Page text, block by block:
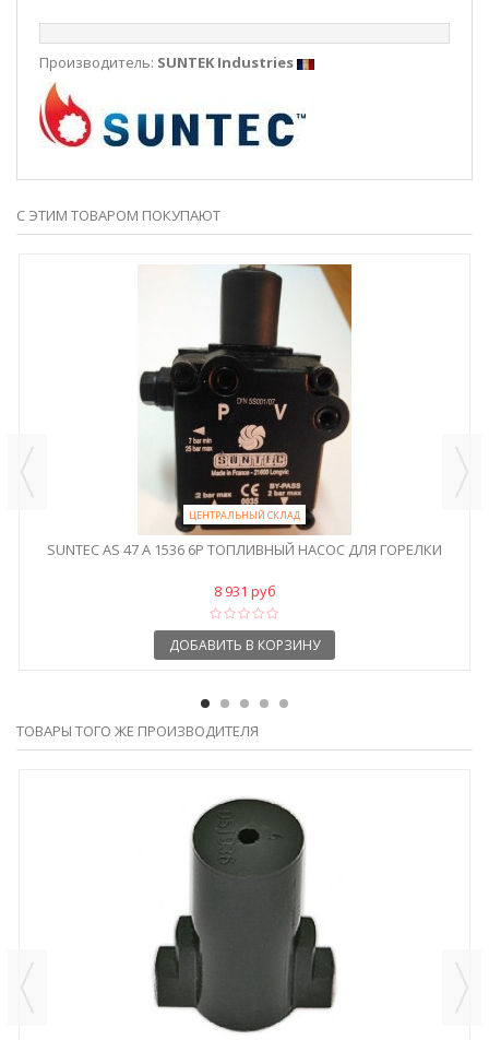
Производитель: SUNTEK Industries
С ЭТИМ ТОВАРОМ ПОКУПАЮТ
ЦЕНТРАЛЬНЫЙ СКЛАД
SUNTEC AS 47 A 1536 6P ТОПЛИВНЫЙ НАСОС ДЛЯ ГОРЕЛКИ
8 931 руб
ДОБАВИТЬ В КОРЗИНУ
ТОВАРЫ ТОГО ЖЕ ПРОИЗВОДИТЕЛЯ